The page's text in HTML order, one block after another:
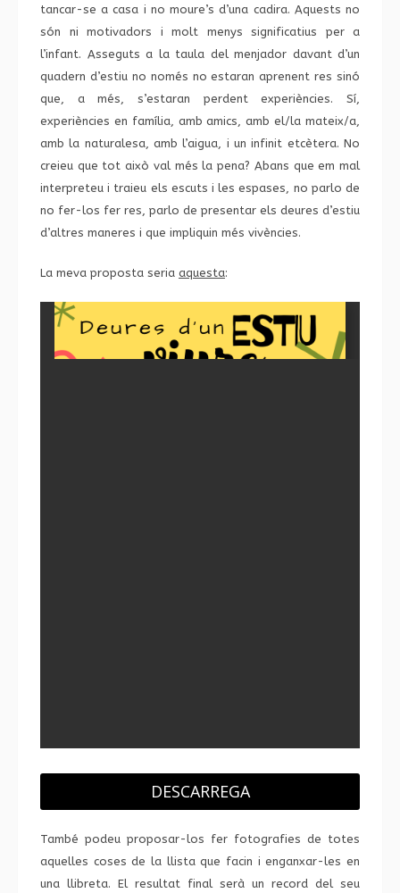
tancar-se a casa i no moure’s d’una cadira. Aquests no
són ni motivadors i molt menys significatius per a
l’infant. Asseguts a la taula del menjador davant d’un
quadern d’estiu no només no estaran aprenent res sinó
que, a més, s’estaran perdent experiències. Sí,
experiències en família, amb amics, amb el/la mateix/a,
amb la naturalesa, amb l’aigua, i un infinit etcètera. No
creieu que tot això val més la pena? Abans que em mal
interpreteu i traieu els escuts i les espases, no parlo de
no fer-los fer res, parlo de presentar els deures d’estiu
d’altres maneres i que impliquin més vivències.
La meva proposta seria aquesta:
DESCARREGA
També podeu proposar-los fer fotografies de totes
aquelles coses de la llista que facin i enganxar-les en
una llibreta. El resultat final serà un record del seu